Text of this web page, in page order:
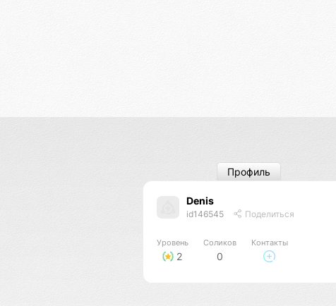
Denis
id146545 Поделиться
Уровень
2
Соликов
0
Контакты
Профиль